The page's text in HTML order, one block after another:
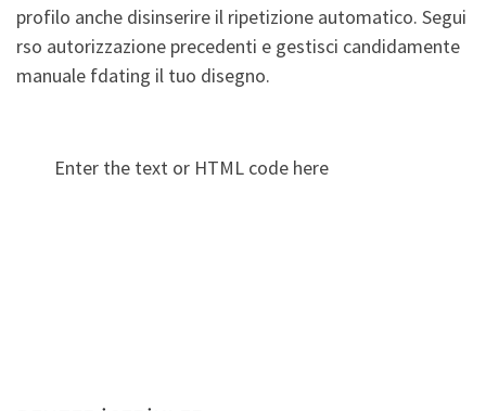
profilo anche disinserire il ripetizione automatico. Segui
rso autorizzazione precedenti e gestisci candidamente
manuale fdating il tuo disegno.
Enter the text or HTML code here